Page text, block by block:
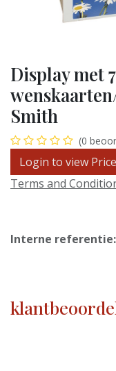
Display met
Smith
(0
Login to view Price
Terms and
Interne referentie: